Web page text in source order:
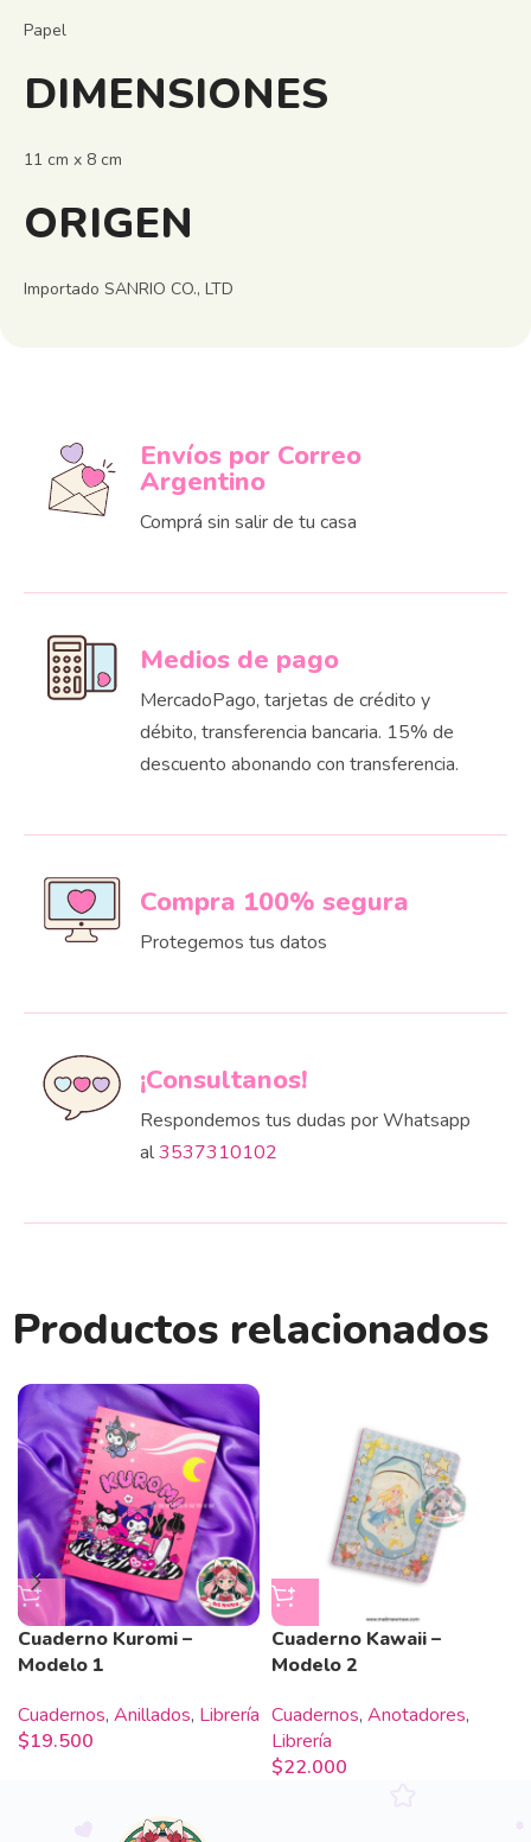
Papel
DIMENSIONES
11 cm x 8 cm
ORIGEN
Importado SANRIO CO., LTD
Envíos por Correo
Argentino
Comprá sin salir de tu casa
Medios de pago
MercadoPago, tarjetas de crédito y
débito, transferencia bancaria. 15% de
descuento abonando con transferencia.
Compra 100% segura
Protegemos tus datos
¡Consultanos!
Respondemos tus dudas por Whatsapp
al3537310102
Productos relacionados
Cuaderno Kuromi –
Modelo 1
Cuadernos, Anillados, Librería
$19.500
Cuaderno Kawaii –
Modelo 2
Cuadernos, Anotadores,
Librería
$22.000